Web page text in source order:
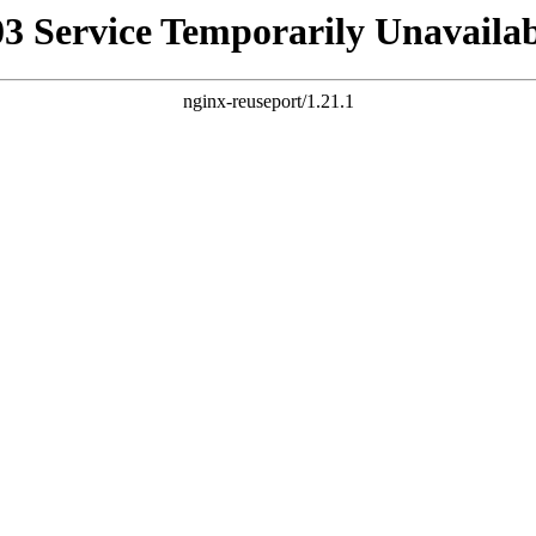
Service Temporarily
nginx-reuseport/1.21.1